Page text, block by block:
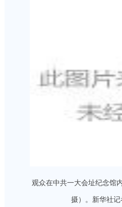
观众在中共一大会址纪念馆
摄）。新华社